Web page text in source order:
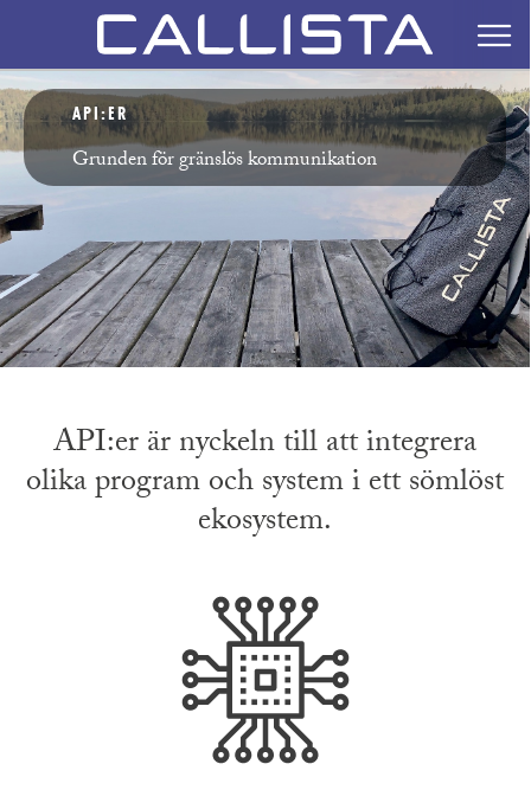
API:ER
Grunden för gränslös kommunikation
API:er är nyckeln till att integrera
olika program och system i ett sömlöst
ekosystem.